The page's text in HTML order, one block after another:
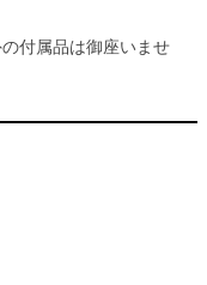
付属品は御座いませ